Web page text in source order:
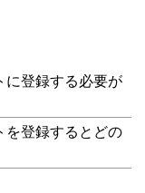
に登録する必要が
を登録するとどの